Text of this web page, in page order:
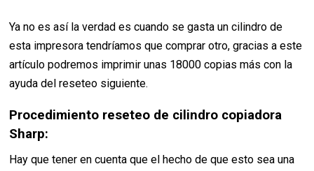
Ya no es así la verdad es cuando se gasta un cilindro de
esta impresora tendríamos que comprar otro, gracias a este
artículo podremos imprimir unas 18000 copias más con la
ayuda del reseteo siguiente.
Procedimiento reseteo de cilindro copiadora
Sharp:
Hay que tener en cuenta que el hecho de que esto sea una